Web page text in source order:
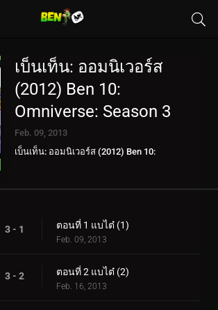
เบ็นเท็น: ออมนิเวอร์ส
(2012) Ben 10:
Omniverse: Season 3
Feb. 09, 2013
เบ็นเท็น: ออมนิเวอร์ส (2012) Ben 10:
3 - 1 ตอนที่ 1 แบไต๋ (1)
Feb. 09, 2013
3 - 2 ตอนที่ 2 แบไต๋ (2)
Feb. 16, 2013